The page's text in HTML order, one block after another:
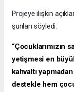
Projeye ilişkin
şunları söyledi:
“Çocuklarımızın
yetişmesi en
kahvaltı
destekle hem